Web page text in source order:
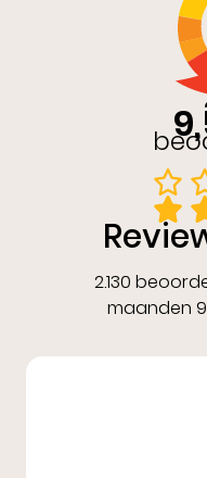
2.130
maanden